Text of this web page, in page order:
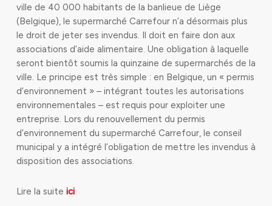
ville de 40 000 habitants de la banlieue de Liège
(Belgique), le supermarché Carrefour n’a désormais plus
le droit de jeter ses invendus. Il doit en faire don aux
associations d’aide alimentaire. Une obligation à laquelle
seront bientôt soumis la quinzaine de supermarchés de la
ville. Le principe est très simple : en Belgique, un « permis
d’environnement » – intégrant toutes les autorisations
environnementales – est requis pour exploiter une
entreprise. Lors du renouvellement du permis
d’environnement du supermarché Carrefour, le conseil
municipal y a intégré l’obligation de mettre les invendus à
disposition des associations.
Lire la suite ici